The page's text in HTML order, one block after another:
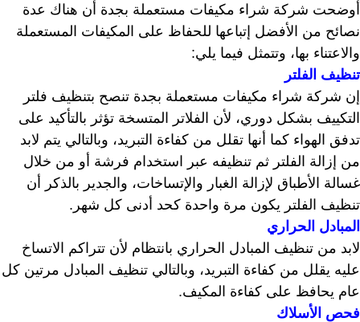
أوضحت شركة شراء مكيفات مستعملة بجدة أن هناك عدة
نصائح من الأفضل إتباعها للحفاظ على المكيفات المستعملة
والاعتناء بها، وتتمثل فيما يلي:
تنظيف الفلتر
إن شركة شراء مكيفات مستعملة بجدة تنصح بتنظيف فلتر
التكييف بشكل دوري، لأن الفلاتر المتسخة تؤثر بالتأكيد على
تدفق الهواء كما أنها تقلل من كفاءة التبريد، وبالتالي يتم لابد
من إزالة الفلتر ثم تنظيفه عبر استخدام فرشة أو من خلال
غسالة الأطباق لإزالة الغبار والإتساخات، والجدير بالذكر أن
تنظيف الفلتر يكون مرة واحدة كحد أدنى كل شهر.
المبادل الحراري
لابد من تنظيف المبادل الحراري بانتظام لأن تتراكم الاتساخ
عليه يقلل من كفاءة التبريد، وبالتالي تنظيف المبادل مرتين كل
عام يحافظ على كفاءة المكيف.
فحص الأسلاك